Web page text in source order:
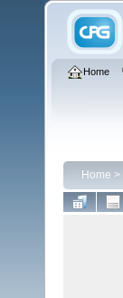
Home
Home >